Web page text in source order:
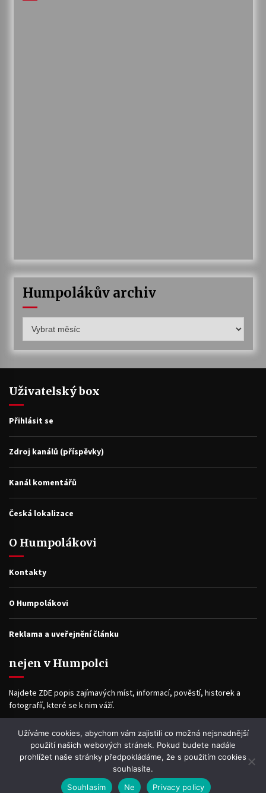
Humpolákův archiv
archiv
Uživatelský box
Přihlásit se
Zdroj kanálů (příspěvky)
Kanál komentářů
Česká lokalizace
O Humpolákovi
Kontakty
O Humpolákovi
Reklama a uveřejnění článku
nejen v Humpolci
Najdete ZDE popis zajímavých míst, informací, pověstí, historek a
fotografíí, které se k nim váží.
Facebook
Užíváme cookies, abychom vám zajistili co možná nejsnadnější
použití našich webových stránek. Pokud budete nadále
prohlížet naše stránky předpokládáme, že s použitím cookies
souhlasíte.
Souhlasím
Ne Privacy policy